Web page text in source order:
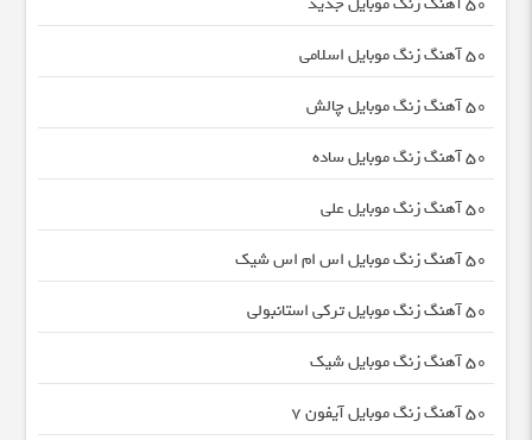
50 آهنگ زنگ موبایل اسلامی
50 آهنگ زنگ موبایل چالش
50 آهنگ زنگ موبایل ساده
50 آهنگ زنگ موبایل علی
50 آهنگ زنگ موبایل اس ام اس شیک
50 آهنگ زنگ موبایل ترکی استانبولی
50 آهنگ زنگ موبایل شیک
50 آهنگ زنگ موبایل آیفون 7